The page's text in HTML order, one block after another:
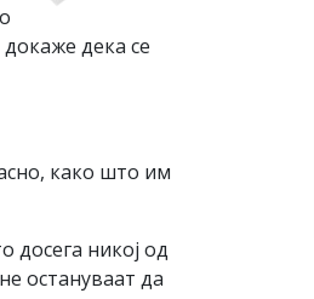
дека се
како што им
досега никој од
остануваат да